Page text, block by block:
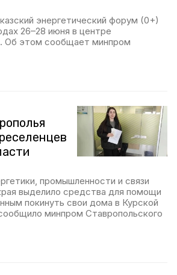
энергетический форум (0+)
26–28 июня в центре
этом сообщает минпром
промышленности и связи
выделило средства для помощи
покинуть свои дома в Курской
минпром Ставропольского